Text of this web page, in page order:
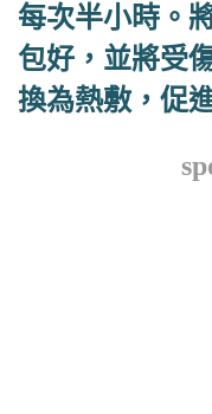
每次半小時。
包好，並將受
換為熱敷，促